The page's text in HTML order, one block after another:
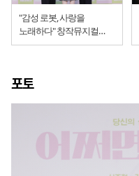
"감성 로봇, 사랑을
노래하다" 창작뮤지컬
'어쩌면 해피엔딩' 영화로
포토